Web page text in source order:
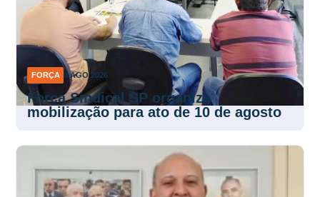
FORÇA 6 AGO 2026
Força Sindical SP organiza
mobilização para ato de 10 de agosto